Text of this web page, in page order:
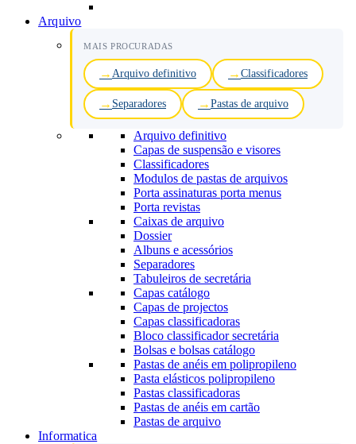
Arquivo
MAIS PROCURADAS
Arquivo definitivo Classificadores
Separadores Pastas de arquivo
Arquivo definitivo
Capas de suspensão e visores
Classificadores
Modulos de pastas de arquivos
Porta assinaturas porta menus
Porta revistas
Caixas de arquivo
Dossier
Albuns e acessórios
Separadores
Tabuleiros de secretária
Capas catálogo
Capas de projectos
Capas classificadoras
Bloco classificador secretária
Bolsas e bolsas catálogo
Pastas de anéis em polipropileno
Pasta elásticos polipropileno
Pastas classificadoras
Pastas de anéis em cartão
Pastas de arquivo
Informatica